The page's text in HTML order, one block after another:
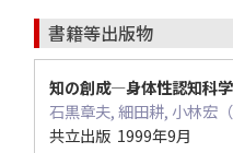
書籍等出版物
知の創成―身体性認知科
石黒章夫, 細田耕, 小林宏（
共立出版 1999年9月